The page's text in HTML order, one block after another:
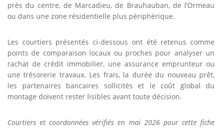
près du centre, de Marcadieu, de Brauhauban, de l’Ormeau
ou dans une zone résidentielle plus périphérique.
Les courtiers présentés ci-dessous ont été retenus comme
points de comparaison locaux ou proches pour analyser un
rachat de crédit immobilier, une assurance emprunteur ou
une trésorerie travaux. Les frais, la durée du nouveau prêt,
les partenaires bancaires sollicités et le coût global du
montage doivent rester lisibles avant toute décision.
Courtiers et coordonnées vérifiés en mai 2026 pour cette fiche